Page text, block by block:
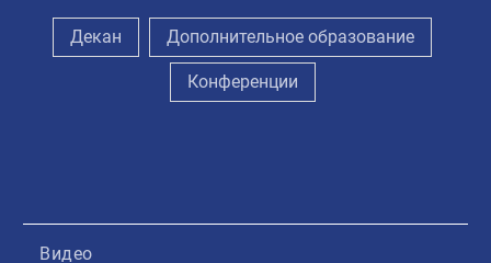
Декан Дополнительное образование
Конференции
Видео